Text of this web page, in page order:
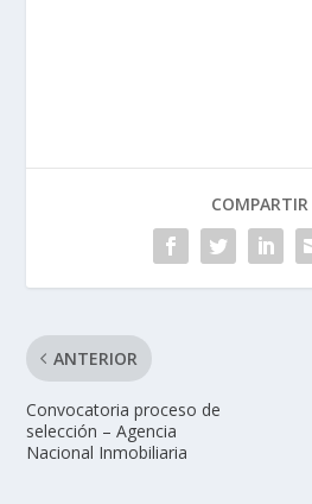
COMPARTIR
ANTERIOR
Convocatoria proceso de
selección – Agencia
Nacional Inmobiliaria